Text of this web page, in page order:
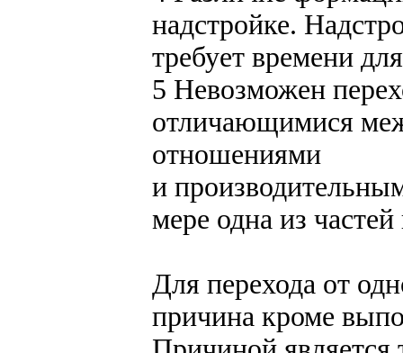
надстройке.
требует времени
5 Невозможен
отличающимися
отношениями
и
мере одна из
Для перехода от
причина кроме